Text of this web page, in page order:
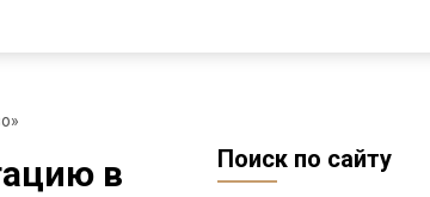
в
Поиск по сайту